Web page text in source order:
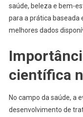
saúde, beleza e bem-
para a prática baseada
melhores dados
científica
No campo da saúde, a
desenvolvimento de